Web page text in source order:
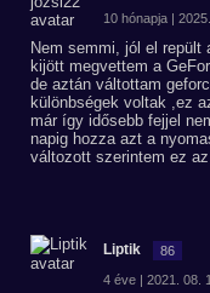
10 hónapja |
Nem semmi, jól el
kijött megvettem a
de aztán váltottam
különbségek voltak ,ez
már így idősebb fejjel
napig hozza azt a
változott szerintem ez
Liptik 86
4 éve | 2021. 08.